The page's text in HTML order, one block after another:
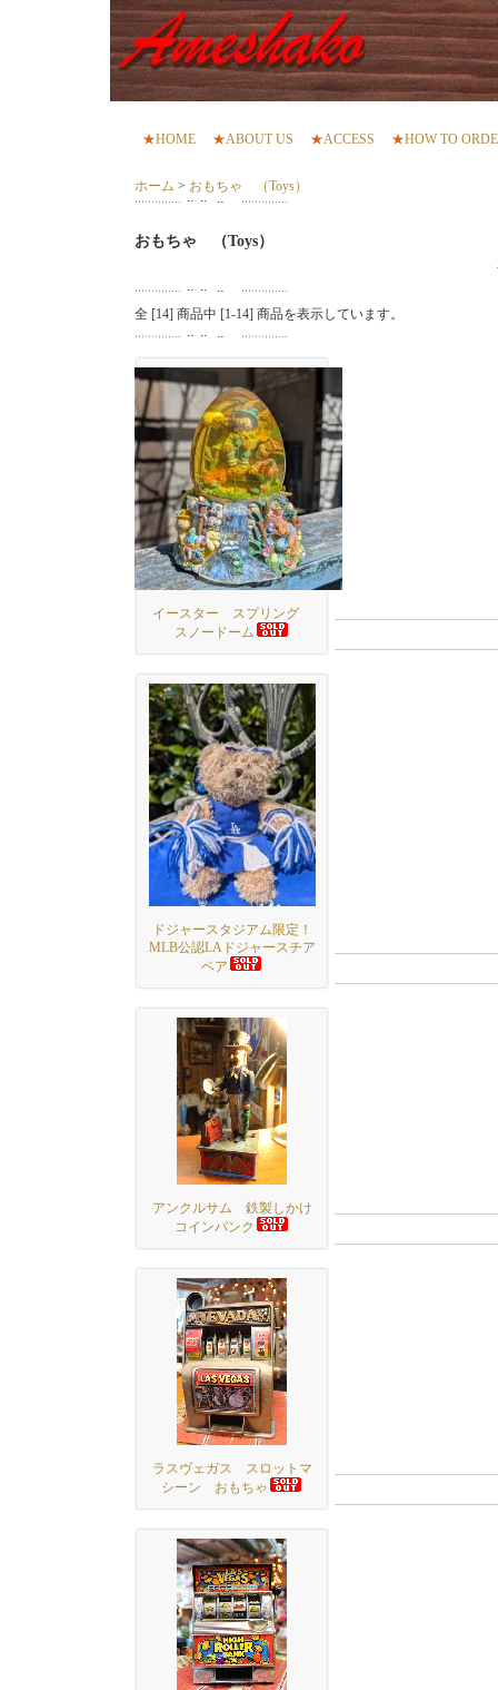
★HOME ★ABOUT US ★ACCESS ★HOW TO
ホーム > おもちゃ （Toys）
おもちゃ （Toys）
全 [14] 商品中 [1-14] 商品を表示しています。
イースター スプリング
スノードーム
ドジャースタジアム限定！
MLB公認LAドジャースチア
ベア
アンクルサム 鉄製しかけ
コインバンク
ラスヴェガス スロットマ
シーン おもちゃ